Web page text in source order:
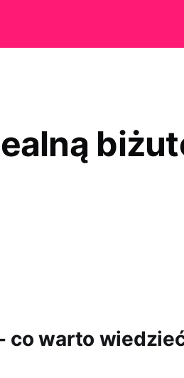
co warto